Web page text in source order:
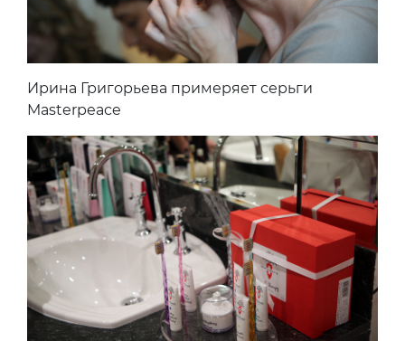
Ирина Григорьева примеряет серьги
Masterpeace